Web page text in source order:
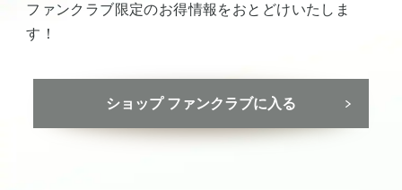
ファンクラブ限定のお得情報をおとどけいたしま
す！
ショップ ファンクラブに入る